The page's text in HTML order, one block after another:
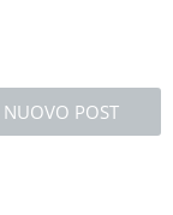
NUOVO POST